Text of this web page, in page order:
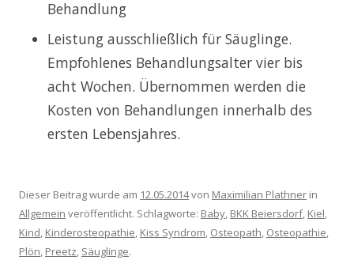
Behandlung
Leistung ausschließlich für Säuglinge.
Empfohlenes Behandlungsalter vier bis
acht Wochen. Übernommen werden die
Kosten von Behandlungen innerhalb des
ersten Lebensjahres.
Dieser Beitrag wurde am 12.05.2014von Maximilian Plathner in
Allgemein veröffentlicht. Schlagworte: Baby, BKK Beiersdorf, Kiel,
Kind, Kinderosteopathie, Kiss Syndrom, Osteopath, Osteopathie,
Plön, Preetz, Säuglinge.